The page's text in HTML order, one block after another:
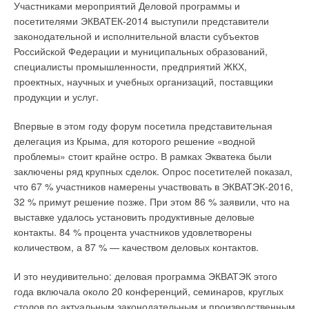
Участниками мероприятий Деловой программы и
посетителями ЭКВАТЕК-2014 выступили представители
законодательной и исполнительной власти субъектов
Российской Федерации и муниципальных образований,
специалисты промышленности, предприятий ЖКХ,
проектных, научных и учебных организаций, поставщики
продукции и услуг.
Впервые в этом году форум посетила представительная
делегация из Крыма, для которого решение «водной
проблемы» стоит крайне остро. В рамках Экватека были
заключены ряд крупных сделок. Опрос посетителей показал,
что 67 % участников намерены участвовать в ЭКВАТЭК-2016,
32 % примут решение позже. При этом 86 % заявили, что на
выставке удалось установить продуктивные деловые
контакты. 84 % процента участников удовлетворены
количеством, а 87 % — качеством деловых контактов.
И это неудивительно: деловая программа ЭКВАТЭК этого
года включала около 20 конференций, семинаров, круглых
Megapress — это легкий
монтаж в
труднодоступных
местах
контролирует уровень
воды в ванной и ее
температуру
Душевой лоток Advantix
Vario от Viega
Вот уже 115 лет Viega
позиционирует себя как
инновационная компания. Расскажите об истории
внедрения инновационных решений.
приобретением для российских потребителей. Руководство
компании «Бош Термотехника» поставило перед собой и
своими сотрудниками амбициозные цели — начав с малого,
достичь максимального.
Если сейчас линия по сборке настенных газовых котлов
мощностью от 18 до 35 кВт способна обеспечить лишь 90
котлов в сутки, то к концу года эта цифра должна вырасти до
130 «настенников» за 24 часа. Две линии производства —
настенные бытовые и промышленные котлы смогут покрыть
потребности не только российских потребителей, но и идти
на экспорт в страны Западной Европы. Производство «на
позволит снизить конечную стоимость оборудования, а также
затраты, связанные с логистикой, и, главное, закрыть
температурой в 85 °C. Какое максимальное рабочее давление?
И на этот вопрос ответа в ГОСТ мы не найдем.
А ведь эти вопросы я не из пальца высосал, они из реальной
жизни, просто животрепещущие вопросы. Мы проверяем
всю информацию, которую размещаем в нашем
«Справочнике проектировщика онлайн», а тут такая
«засада». Ну, нам не привыкать, будем собирать ответы по
крупицам.
Чуть-чуть теории
что металл внутри трубы делает трубу прочнее, и что надо
ее рассматривать как металлическую трубу с полимерным